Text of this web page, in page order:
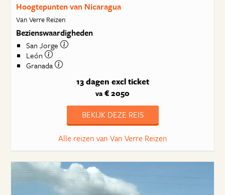
Hoogtepunten van Nicaragua
Van Verre Reizen
Bezienswaardigheden
San Jorge
León
Granada
13 dagen excl ticket
va € 2050
BEKIJK DEZE REIS
Alle reizen van Van Verre Reizen